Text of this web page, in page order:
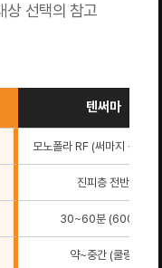
상 선택의 참고
텐써마
모노폴라 RF (써마지 동일
진피층 전반
30~60분 (600샷)
약~중간 (쿨링)